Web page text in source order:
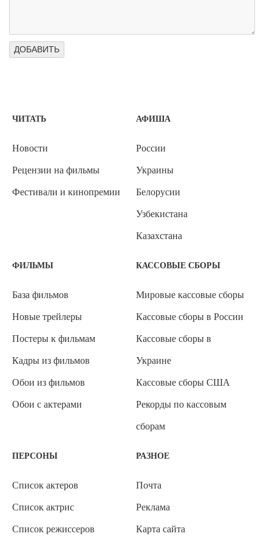
ЧИТАТЬ
Новости
Рецензии на фильмы
Фестивали и кинопремии
АФИША
России
Украины
Белорусии
Узбекистана
Казахстана
ФИЛЬМЫ
База фильмов
Новые трейлеры
Постеры к фильмам
Кадры из фильмов
Обои из фильмов
Обои с актерами
КАССОВЫЕ СБОРЫ
Мировые кассовые сборы
Кассовые сборы в России
Кассовые сборы в
Украине
Кассовые сборы США
Рекорды по кассовым
сборам
ПЕРСОНЫ
Список актеров
Список актрис
Список режиссеров
РАЗНОЕ
Почта
Реклама
Карта сайта